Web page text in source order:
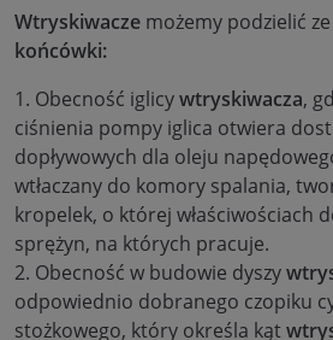
Wtryskiwacze możemy podzielić
końcówki:
1. Obecność iglicywtryskiwacza,
ciśnienia pompy iglica otwiera
dopływowych dla oleju
wtłaczany do komory spalania,
kropelek, o której właściwościach
sprężyn, na których pracuje.
2. Obecność w budowie dyszy
odpowiednio dobranego czopiku
stożkowego, który określa kąt